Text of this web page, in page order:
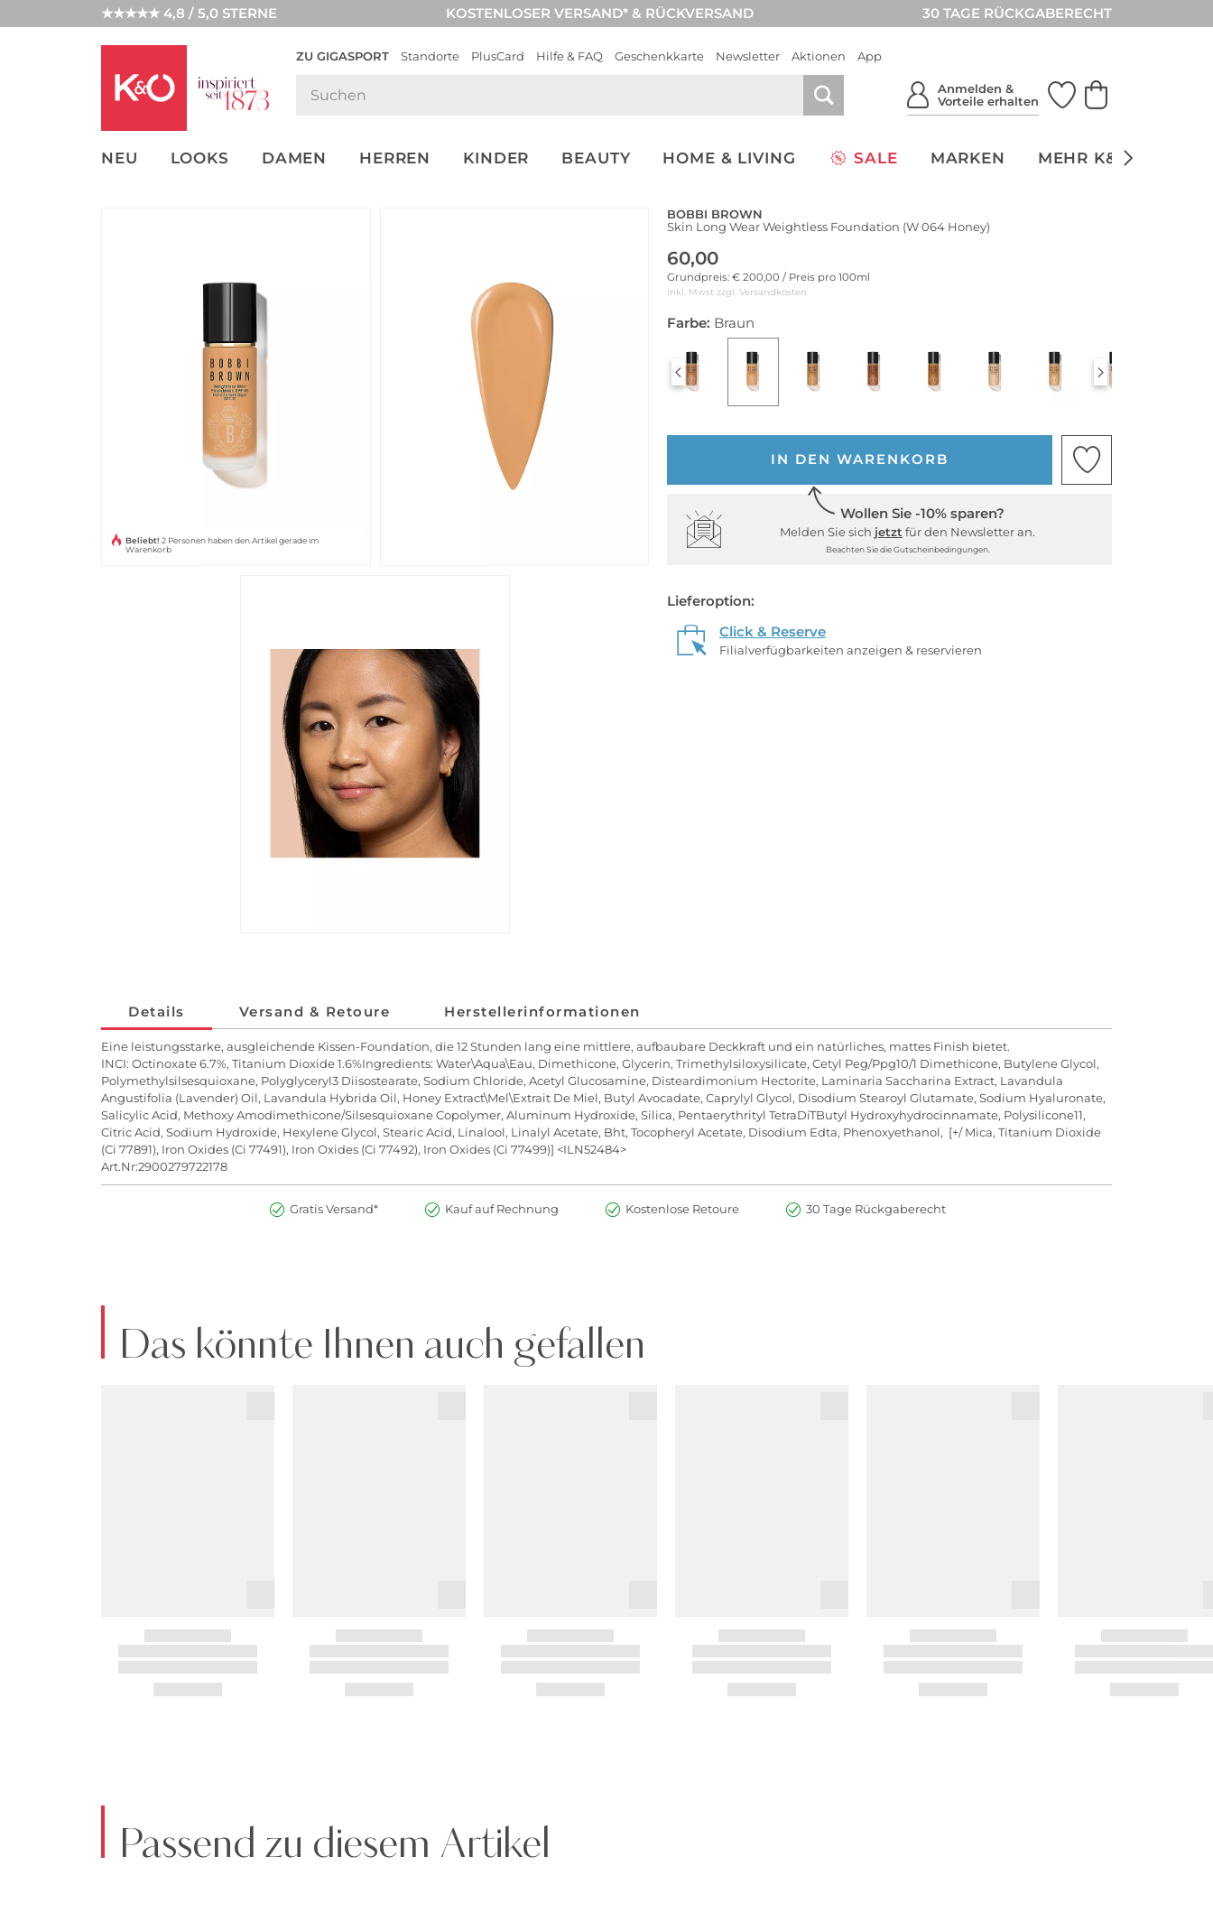
★★★★★ 4,8 / 5,0 STERNE KOSTENLOSER VERSAND* & RÜCKVERSAND 30 TAGE RÜCKGABERECHT
ZU GIGASPORT Standorte PlusCard Hilfe & FAQ Geschenkkarte Newsletter Aktionen App
Anmelden &
Vorteile erhalten
NEU LOOKS DAMEN HERREN KINDER BEAUTY HOME & LIVING SALE MARKEN MEHR K&Ö
UNSERE APP
CLICK &
Beliebt! 2 Personen haben den Artikel gerade im
Warenkorb
BOBBI BROWN
Skin Long Wear Weightless Foundation (W 064 Honey)
60,00
Grundpreis: € 200,00 / Preis pro 100ml
inkl. Mwst zzgl. Versandkosten
Farbe: Braun
IN DEN WARENKORB
Wollen Sie -10% sparen?
Melden Sie sich jetzt für den Newsletter an.
Beachten Sie die Gutscheinbedingungen.
Lieferoption:
Click & Reserve
Filialverfügbarkeiten anzeigen & reservieren
Details Versand & Retoure Herstellerinformationen
Eine leistungsstarke, ausgleichende Kissen-Foundation, die 12 Stunden lang eine mittlere, aufbaubare Deckkraft und ein natürliches, mattes Finish bietet.
INCI: Octinoxate 6.7%, Titanium Dioxide 1.6%Ingredients: Water\Aqua\Eau, Dimethicone, Glycerin, Trimethylsiloxysilicate, Cetyl Peg/Ppg10/1 Dimethicone, Butylene Glycol,
Polymethylsilsesquioxane, Polyglyceryl3 Diisostearate, Sodium Chloride, Acetyl Glucosamine, Disteardimonium Hectorite, Laminaria Saccharina Extract, Lavandula
Angustifolia (Lavender) Oil, Lavandula Hybrida Oil, Honey Extract\Mel\Extrait De Miel, Butyl Avocadate, Caprylyl Glycol, Disodium Stearoyl Glutamate, Sodium Hyaluronate,
Salicylic Acid, Methoxy Amodimethicone/Silsesquioxane Copolymer, Aluminum Hydroxide, Silica, Pentaerythrityl TetraDiTButyl Hydroxyhydrocinnamate, Polysilicone11,
Citric Acid, Sodium Hydroxide, Hexylene Glycol, Stearic Acid, Linalool, Linalyl Acetate, Bht, Tocopheryl Acetate, Disodium Edta, Phenoxyethanol, [+/ Mica, Titanium Dioxide
(Ci 77891), Iron Oxides (Ci 77491), Iron Oxides (Ci 77492), Iron Oxides (Ci 77499)] <ILN52484>
Art.Nr:2900279722178
Gratis Versand* Kauf auf Rechnung Kostenlose Retoure 30 Tage Rückgaberecht
Das könnte Ihnen auch gefallen
Passend zu diesem Artikel